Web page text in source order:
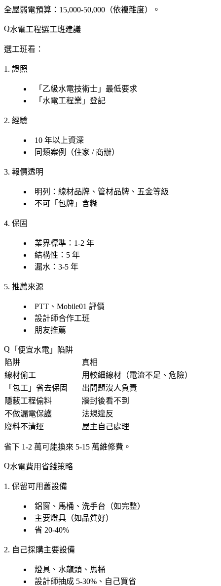
全屋弱電預算 ：15,000-50,000（依複雜度）。
水電工程選工班建議
選工班看：
1. 證照
「乙級水電技術士」最低要求
「水電工程業」登記
2. 經驗
10 年以上資深
同類案例（住家 / 商辦）
3. 報價透明
明列：線材品牌、管材品牌、五金等級
不可「包牌」含糊
4. 保固
業界標準：1-2 年
結構性：5 年
漏水：3-5 年
5. 推薦來源
PTT、Mobile01 評價
設計師合作工班
朋友推薦
「便宜水電」陷阱
陷阱
真相
線材偷工
用較細線材（電流不足、危險）
「包工」省去保固
出問題沒人負責
隱蔽工程偷料
牆封後看不到
不做漏電保護
法規違反
廢料不清運
屋主自己處理
省下 1-2 萬可能換來 5-15 萬維修費 。
水電費用省錢策略
1. 保留可用舊設備
鋁窗、馬桶、洗手台（如完整）
主要燈具（如品質好）
省 20-40%
2. 自己採購主要設備
燈具、水龍頭、馬桶
設計師抽成 5-30%、自己買省